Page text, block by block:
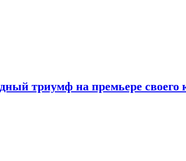
триумф на премьере своего